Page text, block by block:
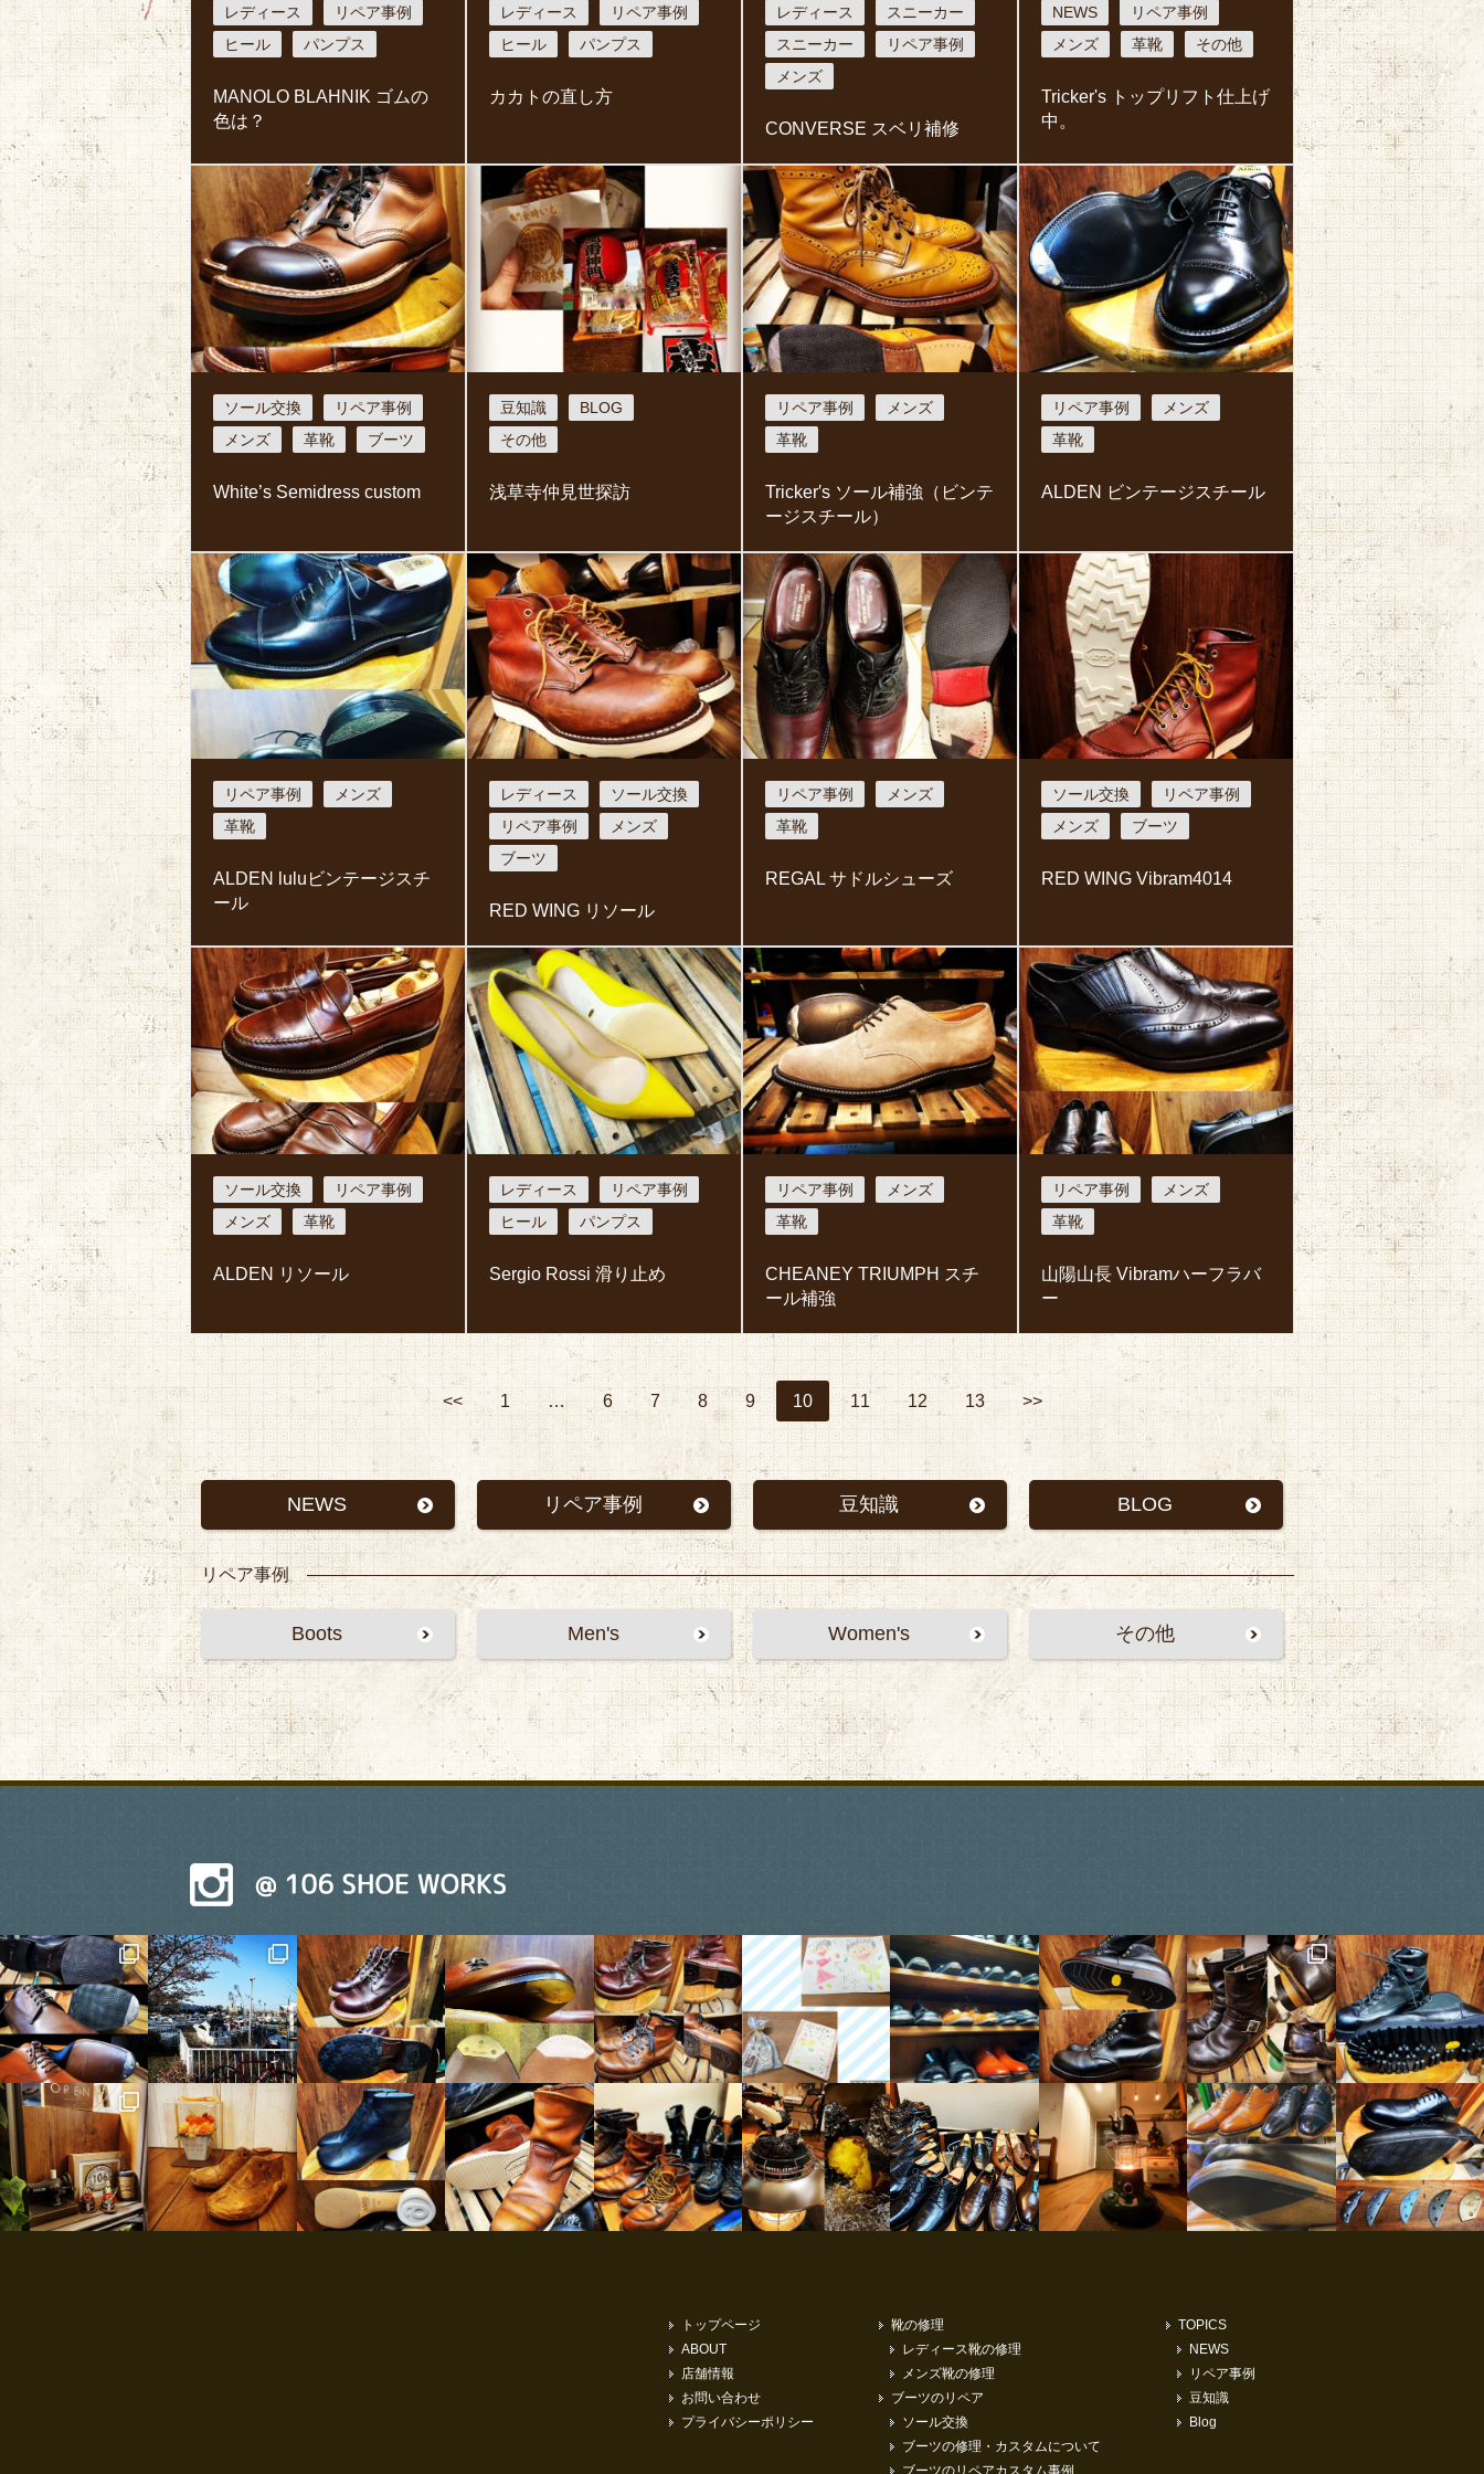
レディース
リペア事例
ヒール
パンプス
MANOLO BLAHNIK ゴムの
色は？
レディース
リペア事例
ヒール
パンプス
カカトの直し方
レディース
スニーカー
スニーカー
リペア事例
メンズ
CONVERSE スベリ補修
NEWS
リペア事例
メンズ
革靴 その他
Tricker's トップリフト仕上げ
中。
ソール交換
リペア事例
メンズ
革靴 ブーツ
White’s Semidress custom
豆知識
BLOG
その他
浅草寺仲見世探訪
リペア事例
メンズ
革靴
Tricker′s ソール補強（ビンテ
ージスチール）
リペア事例
メンズ
革靴
ALDEN ビンテージスチール
リペア事例
メンズ
革靴
ALDEN luluビンテージスチ
ール
レディース
ソール交換
リペア事例
メンズ
ブーツ
RED WING リソール
リペア事例
メンズ
革靴
REGAL サドルシューズ
ソール交換
リペア事例
メンズ
ブーツ
RED WING Vibram4014
ソール交換
リペア事例
メンズ
革靴
ALDEN リソール
レディース
リペア事例
ヒール
パンプス
Sergio Rossi 滑り止め
リペア事例
メンズ
革靴
CHEANEY TRIUMPH スチ
ール補強
リペア事例
メンズ
革靴
山陽山長 Vibramハーフラバ
ー
<< 1 … 6 7 8 9 10 11 12 13 >>
NEWS リペア事例 豆知識 BLOG
リペア事例
Boots Men's Women's その他
トップページ
ABOUT
店舗情報
お問い合わせ
プライバシーポリシー
靴の修理
レディース靴の修理
メンズ靴の修理
ブーツのリペア
ソール交換
ブーツの修理・カスタムについて
TOPICS
NEWS
リペア事例
豆知識
Blog